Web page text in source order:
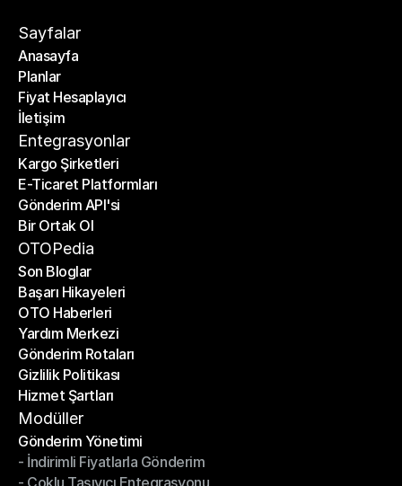
Sayfalar
Anasayfa
Anasayfa
Planlar
Planlar
Fiyat Hesaplayıcı
Fiyat Hesaplayıcı
İletişim
İletişim
Entegrasyonlar
Kargo Şirketleri
Kargo Şirketleri
E-Ticaret Platformları
E-Ticaret Platformları
Gönderim API'si
Gönderim API'si
Bir Ortak Ol
Bir Ortak Ol
OTOPedia
Son Bloglar
Son Bloglar
Başarı Hikayeleri
Başarı Hikayeleri
OTO Haberleri
OTO Haberleri
Yardım Merkezi
Yardım Merkezi
Gönderim Rotaları
Gönderim Rotaları
Gizlilik Politikası
Gizlilik Politikası
Hizmet Şartları
Hizmet Şartları
Modüller
Gönderim Yönetimi
Gönderim Yönetimi
- İndirimli Fiyatlarla Gönderim
- Çoklu Taşıyıcı Entegrasyonu